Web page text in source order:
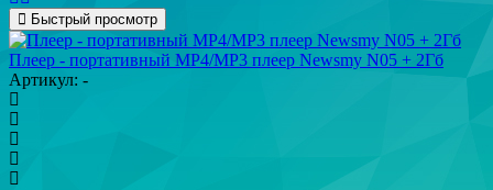
Быстрый просмотр
Плеер - портативный МР4/МР3 плеер Newsmy N05 + 2Гб
Артикул: -